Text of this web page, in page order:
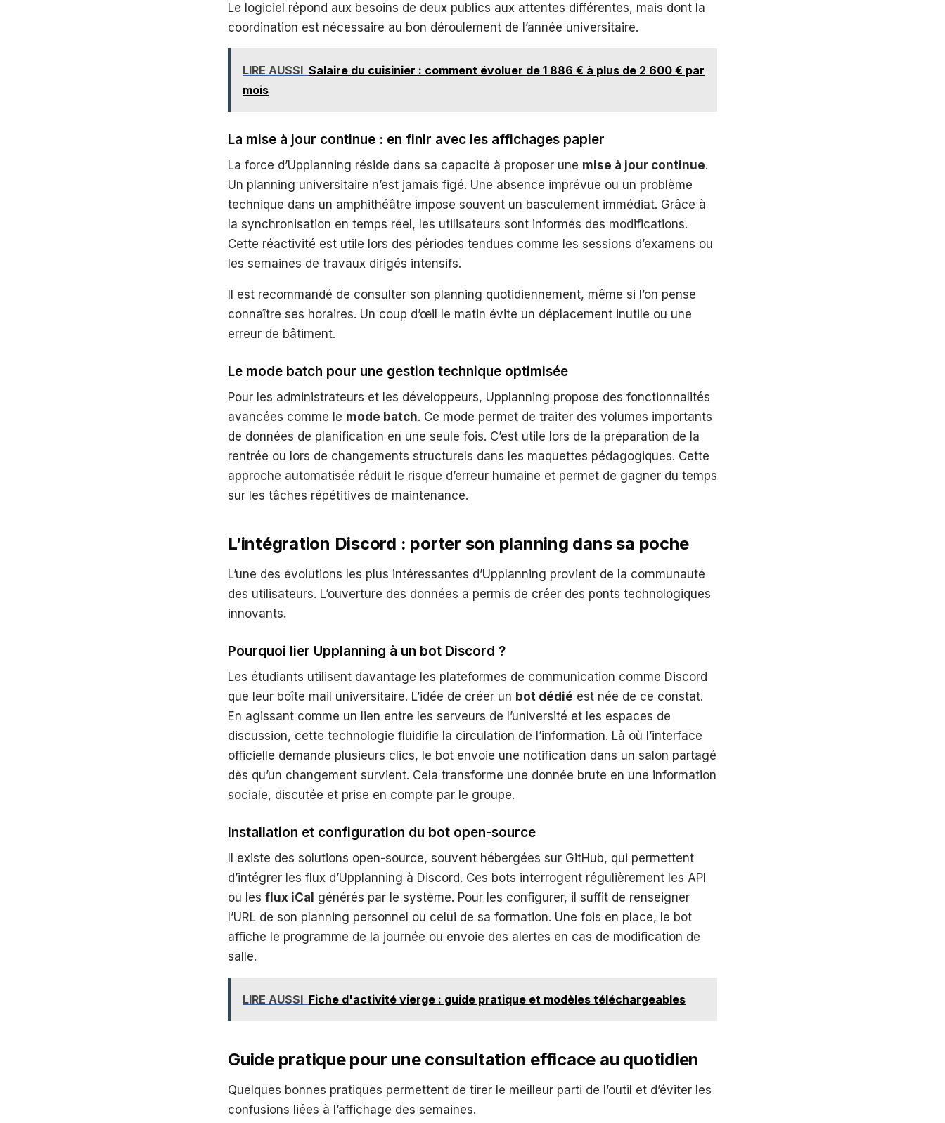
Le logiciel répond aux besoins de deux publics aux attentes différentes, mais dont la
coordination est nécessaire au bon déroulement de l’année universitaire.
LIRE AUSSI Salaire du cuisinier : comment évoluer de 1 886 € à plus de 2 600 € par
mois
La mise à jour continue : en finir avec les affichages papier
La force d’Upplanning réside dans sa capacité à proposer une mise à jour continue.
Un planning universitaire n’est jamais figé. Une absence imprévue ou un problème
technique dans un amphithéâtre impose souvent un basculement immédiat. Grâce à
la synchronisation en temps réel, les utilisateurs sont informés des modifications.
Cette réactivité est utile lors des périodes tendues comme les sessions d’examens ou
les semaines de travaux dirigés intensifs.
Il est recommandé de consulter son planning quotidiennement, même si l’on pense
connaître ses horaires. Un coup d’œil le matin évite un déplacement inutile ou une
erreur de bâtiment.
Le mode batch pour une gestion technique optimisée
Pour les administrateurs et les développeurs, Upplanning propose des fonctionnalités
avancées comme le mode batch. Ce mode permet de traiter des volumes importants
de données de planification en une seule fois. C’est utile lors de la préparation de la
rentrée ou lors de changements structurels dans les maquettes pédagogiques. Cette
approche automatisée réduit le risque d’erreur humaine et permet de gagner du temps
sur les tâches répétitives de maintenance.
L’intégration Discord : porter son planning dans sa poche
L’une des évolutions les plus intéressantes d’Upplanning provient de la communauté
des utilisateurs. L’ouverture des données a permis de créer des ponts technologiques
innovants.
Pourquoi lier Upplanning à un bot Discord ?
Les étudiants utilisent davantage les plateformes de communication comme Discord
que leur boîte mail universitaire. L’idée de créer un bot dédié est née de ce constat.
En agissant comme un lien entre les serveurs de l’université et les espaces de
discussion, cette technologie fluidifie la circulation de l’information. Là où l’interface
officielle demande plusieurs clics, le bot envoie une notification dans un salon partagé
dès qu’un changement survient. Cela transforme une donnée brute en une information
sociale, discutée et prise en compte par le groupe.
Installation et configuration du bot open-source
Il existe des solutions open-source, souvent hébergées sur GitHub, qui permettent
d’intégrer les flux d’Upplanning à Discord. Ces bots interrogent régulièrement les API
ou les flux iCal générés par le système. Pour les configurer, il suffit de renseigner
l’URL de son planning personnel ou celui de sa formation. Une fois en place, le bot
affiche le programme de la journée ou envoie des alertes en cas de modification de
salle.
LIRE AUSSI Fiche d'activité vierge : guide pratique et modèles téléchargeables
Guide pratique pour une consultation efficace au quotidien
Quelques bonnes pratiques permettent de tirer le meilleur parti de l’outil et d’éviter les
confusions liées à l’affichage des semaines.